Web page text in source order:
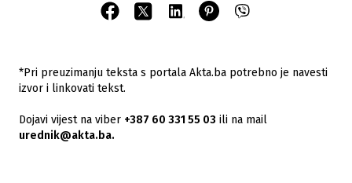
*Pri preuzimanju teksta s portala Akta.ba potrebno je navesti
izvor i linkovati tekst.
Dojavi vijest na viber +387 60 331 55 03 ili na mail
urednik@akta.ba.